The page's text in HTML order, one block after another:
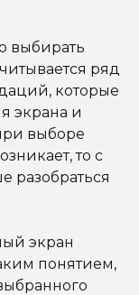
выбирать
ряд
, которые
экрана и
выборе
то с
разобраться
экран
понятием,